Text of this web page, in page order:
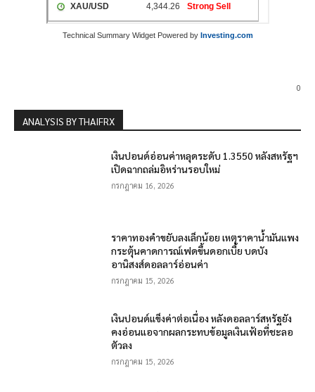
Technical Summary Widget Powered by Investing.com
0
ANALYSIS BY THAIFRX
เงินปอนด์อ่อนค่าหลุดระดับ 1.3550 หลังสหรัฐฯ
เปิดฉากถล่มอิหร่านรอบใหม่
กรกฎาคม 16, 2026
ราคาทองคำขยับลงเล็กน้อย เหตุราคาน้ำมันแพง
กระตุ้นคาดการณ์เฟดขึ้นดอกเบี้ย บดบัง
อานิสงส์ดอลลาร์อ่อนค่า
กรกฎาคม 15, 2026
เงินปอนด์แข็งค่าต่อเนื่อง หลังดอลลาร์สหรัฐยัง
คงอ่อนแอจากผลกระทบข้อมูลเงินเฟ้อที่ชะลอ
ตัวลง
กรกฎาคม 15, 2026